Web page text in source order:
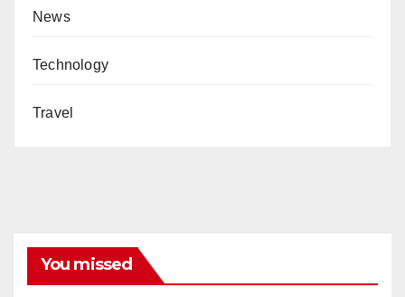
News
Technology
Travel
You missed